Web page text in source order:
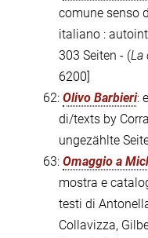
comune senso
italiano :
303 Seiten - (La
6200]
62: Olivo Barbieri:
di/texts by
ungezählte
63: Omaggio a
mostra e
testi di
Collavizza,